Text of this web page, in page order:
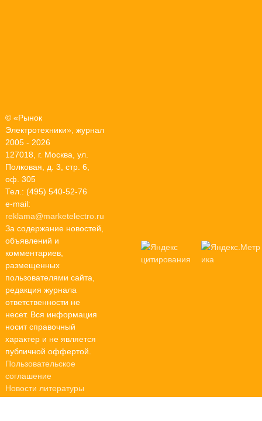
© «Рынок
Электротехники», журнал
2005 - 2026
127018, г. Москва, ул.
Полковая, д. 3, стр. 6,
оф. 305
Тел.: (495) 540-52-76
e-mail:
reklama@marketelectro.ru
За содержание новостей,
объявлений и
комментариев,
размещенных
пользователями сайта,
редакция журнала
ответственности не
несет. Вся информация
носит справочный
характер и не является
публичной оффертой.
Пользовательское
соглашение
Новости литературы